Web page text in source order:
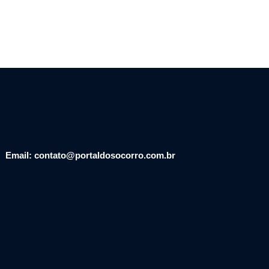
Email: contato@portaldosocorro.com.br